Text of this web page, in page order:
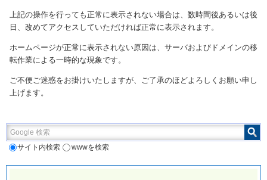
上記の操作を行っても正常に表示されない場合は、数時間後あるいは後
日、改めてアクセスしていただければ正常に表示されます。
ホームページが正常に表示されない原因は、サーバおよびドメインの移
転作業による一時的な現象です。
ご不便ご迷惑をお掛けいたしますが、ご了承のほどよろしくお願い申し
上げます。
Google 検索
サイト内検索 wwwを検索